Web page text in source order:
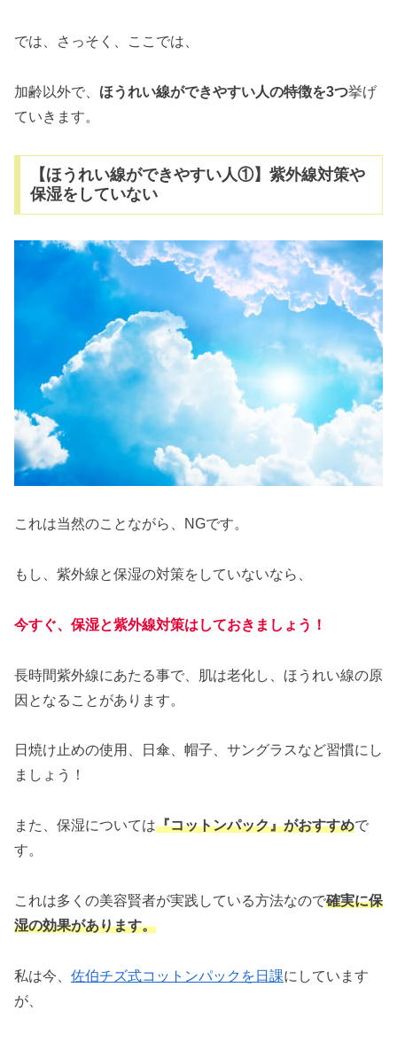
では、さっそく、ここでは、
加齢以外で、 ほうれい線ができやすい人の特徴を3つ挙げ
ていきます。
【ほうれい線ができやすい人①】紫外線対策や
保湿をしていない
これは当然のことながら、NGです。
もし、紫外線と保湿の対策をしていないなら、
今すぐ、保湿と紫外線対策はしておきましょう！
長時間紫外線にあたる事で、肌は老化し、ほうれい線の原
因となることがあります。
日焼け止めの使用、日傘、帽子、サングラスなど習慣にし
ましょう！
また、保湿については『コットンパック』がおすすめで
す。
これは多くの美容賢者が実践している方法なので確実に保
湿の効果があります。
私は今、 佐伯チズ式コットンパックを日課にしています
が、